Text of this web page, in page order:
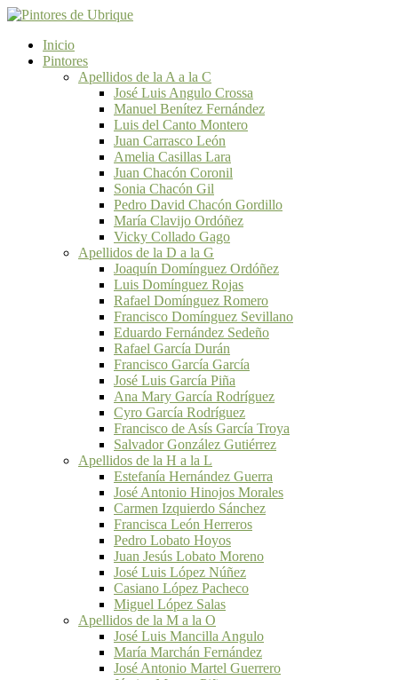
Inicio
Pintores
Apellidos de la A a la C
José Luis Angulo Crossa
Manuel Benítez Fernández
Luis del Canto Montero
Juan Carrasco León
Amelia Casillas Lara
Juan Chacón Coronil
Sonia Chacón Gil
Pedro David Chacón Gordillo
María Clavijo Ordóñez
Vicky Collado Gago
Apellidos de la D a la G
Joaquín Domínguez Ordóñez
Luis Domínguez Rojas
Rafael Domínguez Romero
Francisco Domínguez Sevillano
Eduardo Fernández Sedeño
Rafael García Durán
Francisco García García
José Luis García Piña
Ana Mary García Rodríguez
Cyro García Rodríguez
Francisco de Asís García Troya
Salvador González Gutiérrez
Apellidos de la H a la L
Estefanía Hernández Guerra
José Antonio Hinojos Morales
Carmen Izquierdo Sánchez
Francisca León Herreros
Pedro Lobato Hoyos
Juan Jesús Lobato Moreno
José Luis López Núñez
Casiano López Pacheco
Miguel López Salas
Apellidos de la M a la O
José Luis Mancilla Angulo
María Marchán Fernández
José Antonio Martel Guerrero